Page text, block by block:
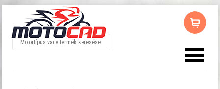
Az ön kosara üres